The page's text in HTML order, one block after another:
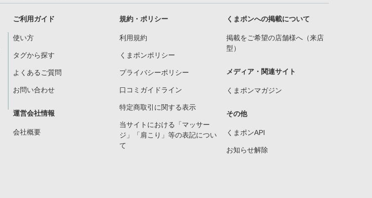
ご利用ガイド
使い方
タグから探す
よくあるご質問
お問い合わせ
運営会社情報
会社概要
規約・ポリシー
利用規約
くまポンポリシー
プライバシーポリシー
口コミガイドライン
特定商取引に関する表示
当サイトにおける「マッサー
ジ」「肩こり」等の表記につい
て
くまポンへの掲載について
掲載をご希望の店舗様へ（来店
型）
メディア・関連サイト
くまポンマガジン
その他
くまポンAPI
お知らせ解除